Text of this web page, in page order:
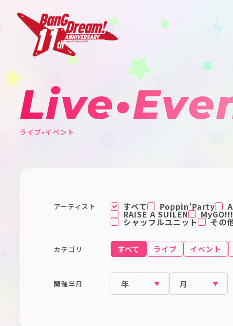
ライブ•イベント
アーティスト すべて Poppin'Party
RAISE A SUILEN
シャッフルユニット その
カテゴリ すべて ライブ イベント
開催年月